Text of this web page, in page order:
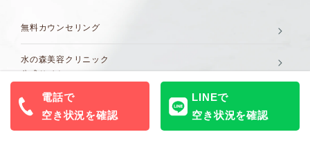
無料カウンセリング
水の森美容クリニック
公式サイト
東京（銀座院・新宿院・渋谷院）サイト
電話で
空き状況を確認
LINEで
空き状況を確認